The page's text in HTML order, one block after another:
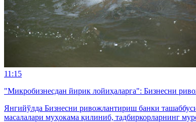
11:15
"Микробизнесдан йирик лойиҳаларга": Бизнесни
Янгийўлда Бизнесни ривожлантириш банки
масалалари муҳокама қилиниб, тадбиркорларнинг